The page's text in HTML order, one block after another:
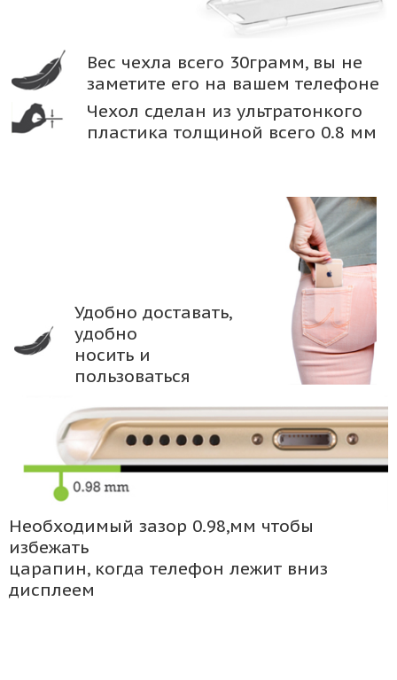
Вес чехла всего 30грамм, вы не
заметите его на вашем телефоне
Чехол сделан из ультратонкого
пластика толщиной всего 0.8 мм
Удобно доставать,
удобно
носить и
пользоваться
Необходимый зазор 0.98,мм чтобы
избежать
царапин, когда телефон лежит вниз
дисплеем